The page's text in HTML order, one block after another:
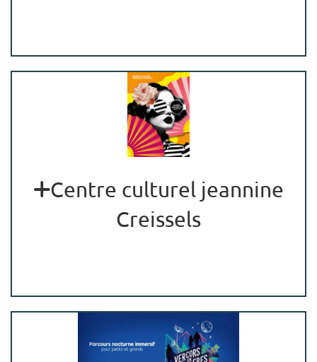
Centre culturel jeannine
Creissels